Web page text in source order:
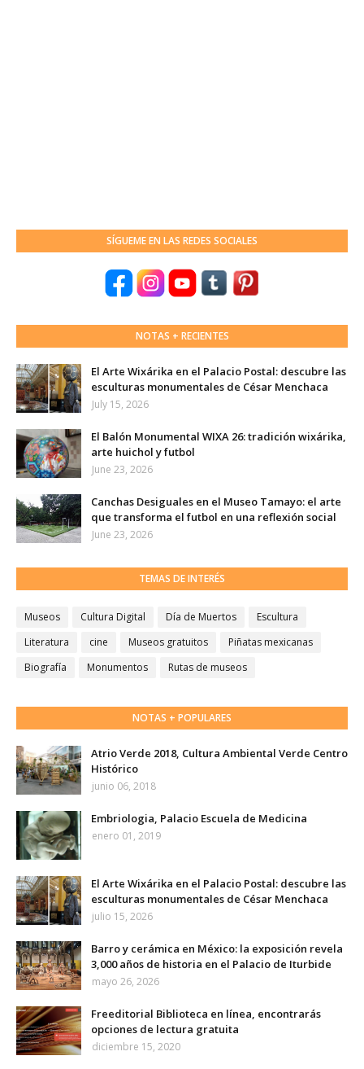
SÍGUEME EN LAS REDES SOCIALES
NOTAS + RECIENTES
El Arte Wixárika en el Palacio Postal: descubre las
esculturas monumentales de César Menchaca
July 15, 2026
El Balón Monumental WIXA 26: tradición wixárika,
arte huichol y futbol
June 23, 2026
Canchas Desiguales en el Museo Tamayo: el arte
que transforma el futbol en una reflexión social
June 23, 2026
TEMAS DE INTERÉS
Museos Cultura Digital Día de Muertos
Escultura
Literatura
cine Museos gratuitos
Piñatas mexicanas
Biografía
Monumentos Rutas de museos
NOTAS + POPULARES
Atrio Verde 2018, Cultura Ambiental Verde Centro
Histórico
junio 06, 2018
Embriologia, Palacio Escuela de Medicina
enero 01, 2019
El Arte Wixárika en el Palacio Postal: descubre las
esculturas monumentales de César Menchaca
julio 15, 2026
Barro y cerámica en México: la exposición revela
3,000 años de historia en el Palacio de Iturbide
mayo 26, 2026
Freeditorial Biblioteca en línea, encontrarás
opciones de lectura gratuita
diciembre 15, 2020